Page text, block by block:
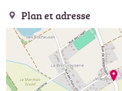
Plan et adresse